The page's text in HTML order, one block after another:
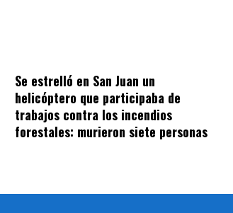
Se estrelló en San Juan un
helicóptero que participaba de
trabajos contra los incendios
forestales: murieron siete personas